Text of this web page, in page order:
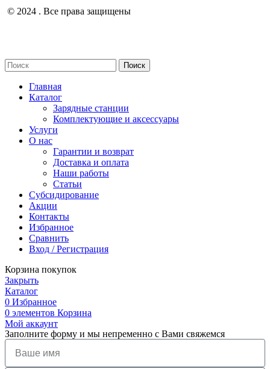
© 2024 . Все права защищены
Поиск
Главная
Каталог
Зарядные станции
Комплектующие и аксессуары
Услуги
О нас
Гарантии и возврат
Доставка и оплата
Наши работы
Статьи
Субсидирование
Акции
Контакты
Избранное
Сравнить
Вход / Регистрация
Корзина покупок
Закрыть
Каталог
0 Избранное
0 элементов Корзина
Мой аккаунт
Заполните форму и мы непременно с Вами свяжемся